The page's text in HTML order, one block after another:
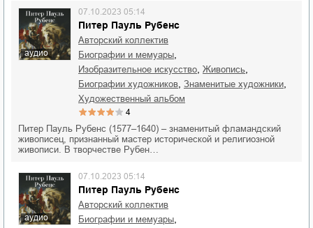
аудио
Питер Пауль Рубенс
07.10.2023 05:14
Авторский коллектив
биографии и мемуары
изобразительное искусство живопись
биографии художников знаменитые художники
художественный альбом
4
Питер Пауль Рубенс (1577–1640) – знаменитый фламандский
живописец, признанный мастер исторической и религиозной
живописи. В творчестве Рубен…
аудио
Питер Пауль Рубенс
07.10.2023 05:14
Авторский коллектив
биографии и мемуары